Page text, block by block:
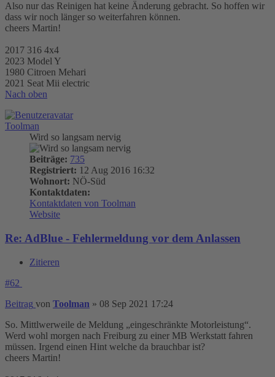
Also nur das Reinigen hat keine Änderung gebracht. So hoffen wir
dass wir noch länger so weiterfahren können.
cheers Martin!
2017 316 4x4
2023 Model Y
1980 Citroen Mehari
2021 Seat Mii electric
Nach oben
Toolman
Wird so langsam nervig
Beiträge: 735
Registriert: 12 Aug 2016 16:32
Wohnort: NÖ-Süd
Kontaktdaten:
Kontaktdaten von Toolman
Website
Re: AdBlue - Fehlermeldung vor dem Anlassen
Zitieren
#62
Beitrag von Toolman » 08 Sep 2021 17:24
So. Mittlwerweile de Meldung „eingeschränkte Motorleistung“.
Werd wohl morgen nach Freiburg zu einer MB Werkstatt fahren
müssen. Irgend einen Hint welche da brauchbar ist?
cheers Martin!